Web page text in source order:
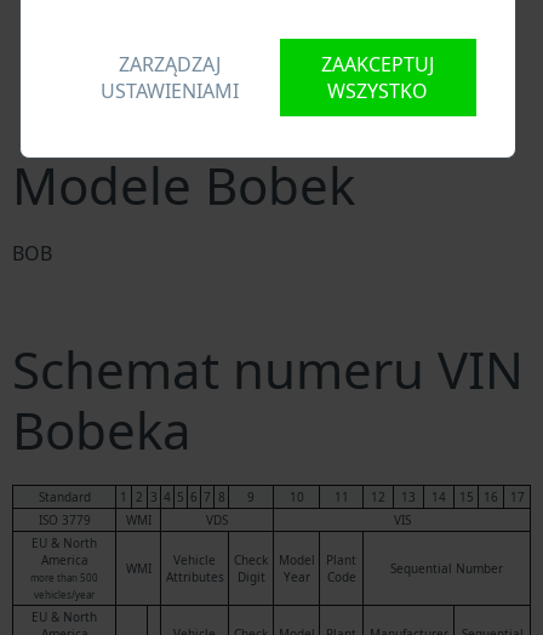
ZARZĄDZAJ
USTAWIENIAMI
ZAAKCEPTUJ
WSZYSTKO
Krajowe bazy danych pojazdów
Policyjne bazy danych
Bazy danych firm ubezpieczeniowych
Bazy danych firm prywatnych
Modele Bobek
BOB
Schemat numeru VIN
Bobeka
Standard 1 2 3 4 5 6 7 8 9 10 11 12 13 14 15 16
17
ISO 3779
WMI VDS
VIS
EU & North
America
more than 500
vehicles/year
WMI
Vehicle
Attributes
Check
Digit
Model
Year
Plant
Code
Sequential Number
EU & North